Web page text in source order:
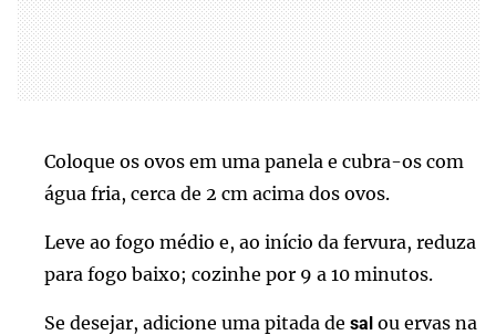
Coloque os ovos em uma panela e cubra-os com
água fria, cerca de 2 cm acima dos ovos.
Leve ao fogo médio e, ao início da fervura, reduza
para fogo baixo; cozinhe por 9 a 10 minutos.
Se desejar, adicione uma pitada de sal ou ervas na